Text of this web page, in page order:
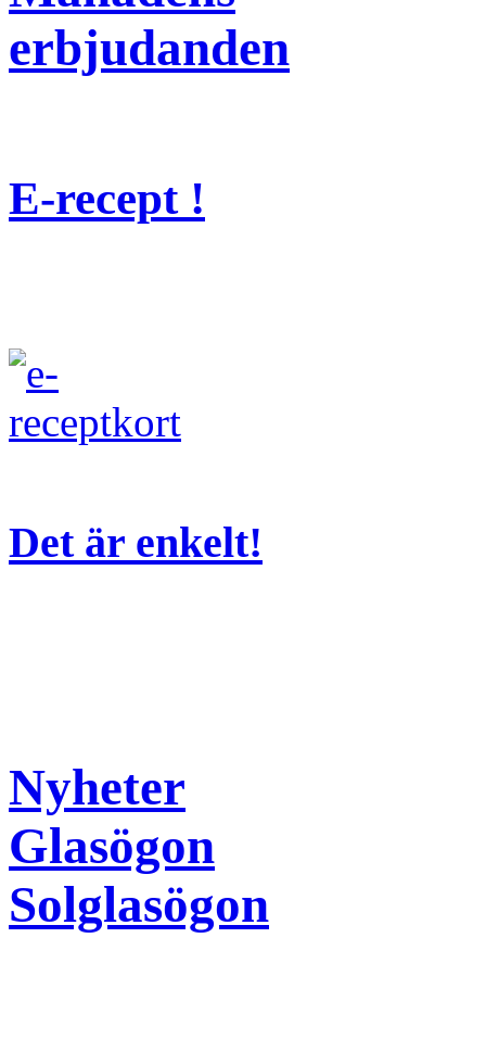
erbjudanden
E-recept !
Det är enkelt!
Nyheter
Glasögon
Solglasögon